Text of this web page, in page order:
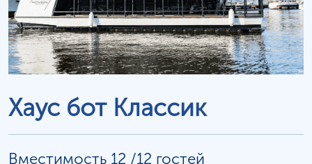
Хаус бот Классик
Вместимость 12 /12 гостей